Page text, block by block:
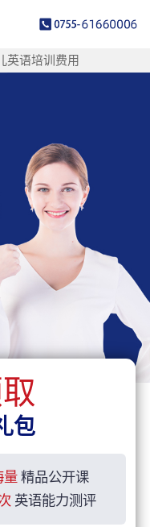
英语培训费用
包
量 精品公开课
英语能力测评